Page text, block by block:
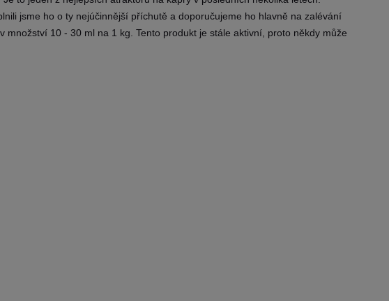
jsme ho o ty nejúčinnější příchutě a doporučujeme ho hlavně na zalévání
10 - 30 ml na 1 kg. Tento produkt je stále aktivní, proto někdy může